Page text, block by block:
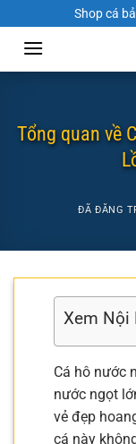
đến
dung
Shop cá
Tổng quan về
ĐÃ ĐĂNG
Xem Nội
Cá hô nước
nước ngọt
vẻ đẹp
cá này